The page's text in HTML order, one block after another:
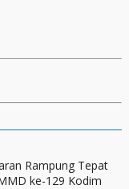
Rampung Tepat
ke-129 Kodim